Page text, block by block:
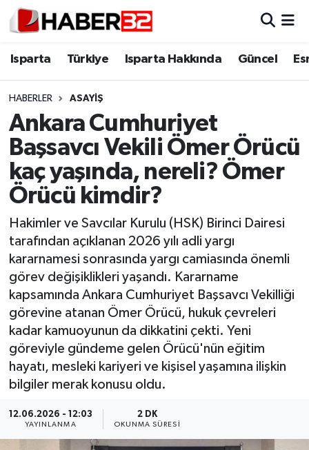
Isparta Türkiye Isparta Hakkında Güncel
HABERLER ASAYİŞ
Ankara Cumhuriyet
Başsavcı Vekili Ömer Örücü
kaç yaşında, nereli? Ömer
Örücü kimdir?
Hakimler ve Savcılar Kurulu (HSK) Birinci Dairesi
tarafından açıklanan 2026 yılı adli yargı
kararnamesi sonrasında yargı camiasında önemli
görev değişiklikleri yaşandı. Kararname
kapsamında Ankara Cumhuriyet Başsavcı Vekilliği
görevine atanan Ömer Örücü, hukuk çevreleri
kadar kamuoyunun da dikkatini çekti. Yeni
göreviyle gündeme gelen Örücü'nün eğitim
hayatı, mesleki kariyeri ve kişisel yaşamına ilişkin
bilgiler merak konusu oldu.
12.06.2026 - 12:03
YAYINLANMA
2 DK
OKUNMA SÜRESI
Isparta
Esnaf Diyor ki;
ASAYİŞ
BİLİM VE TEKNOLOJİ
EĞİTİM
GENEL
Güncel
HABERDE İNSAN
İlginç
MAGAZİN
Isparta Nöbetçi Eczaneler
Isparta Trafik Yoğunluk Haritası
Süper Lig Puan Durumu ve Fikstür
Tüm Manşetler
Son Dakika Haberleri
Haber Arşivi